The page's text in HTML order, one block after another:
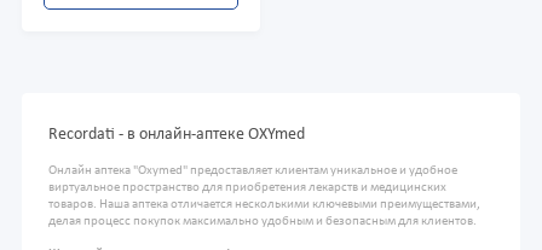
Recordati - в онлайн-аптеке OXYmed
Онлайн аптека "Oxymed" предоставляет клиентам уникальное и удобное
виртуальное пространство для приобретения лекарств и медицинских
товаров. Наша аптека отличается несколькими ключевыми преимуществами,
делая процесс покупок максимально удобным и безопасным для клиентов.